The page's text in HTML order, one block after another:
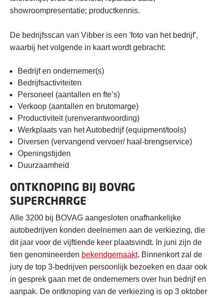
showroompresentatie; productkennis.
De bedrijfsscan van Vibber is een 'foto van het bedrijf',
waarbij het volgende in kaart wordt gebracht:
Bedrijf en ondernemer(s)
Bedrijfsactiviteiten
Personeel (aantallen en fte’s)
Verkoop (aantallen en brutomarge)
Productiviteit (urenverantwoording)
Werkplaats van het Autobedrijf (equipment/tools)
Diversen (vervangend vervoer/ haal-brengservice)
Openingstijden
Duurzaamheid
ONTKNOPING BIJ BOVAG
SUPERCHARGE
Alle 3200 bij BOVAG aangesloten onafhankelijke
autobedrijven konden deelnemen aan de verkiezing, die
dit jaar voor de vijftiende keer plaatsvindt. In juni zijn de
tien genomineerden bekendgemaakt. Binnenkort zal de
jury de top 3-bedrijven persoonlijk bezoeken en daar ook
in gesprek gaan met de ondernemers over hun bedrijf en
aanpak. De ontknoping van de verkiezing is op 3 oktober